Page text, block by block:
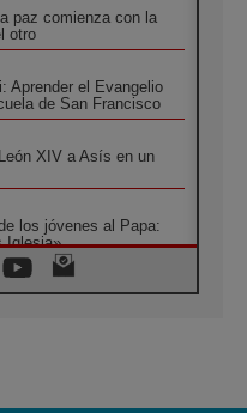
paz comienza con la
otro
Aprender el Evangelio
de San Francisco
XIV a Asís en un
los jóvenes al Papa:
Iglesia»
coloquios en Roma en